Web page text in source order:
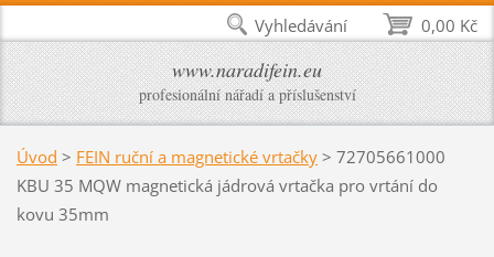
www.naradifein.eu
profesionální nářadí a příslušenství
Úvod > FEIN ruční a magnetické vrtačky > 72705661000
KBU 35 MQW magnetická jádrová vrtačka pro vrtání do
kovu 35mm
0,00 Kč
Vyhledávání